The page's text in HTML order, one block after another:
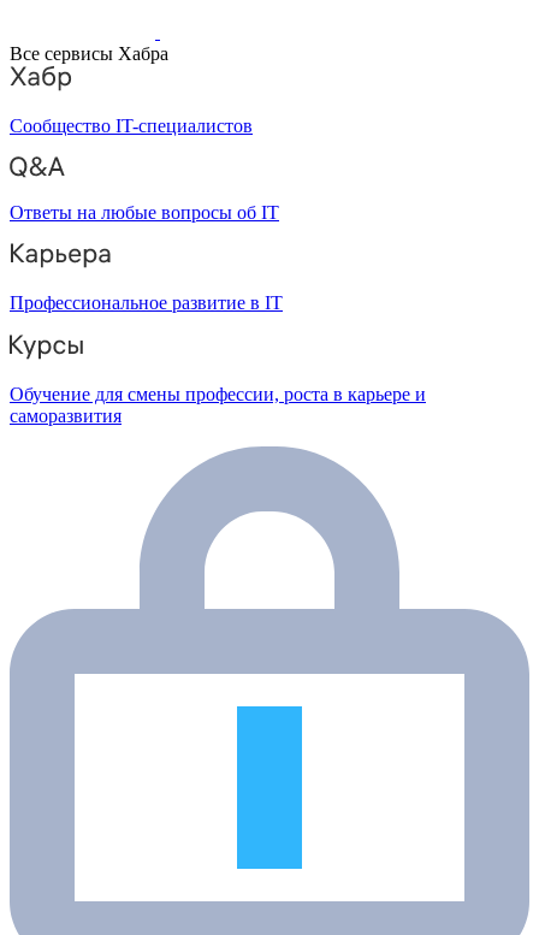
Все сервисы Хабра
Сообщество IT-специалистов
Ответы на любые вопросы об IT
Профессиональное развитие в IT
Обучение для смены профессии, роста в карьере и
саморазвития